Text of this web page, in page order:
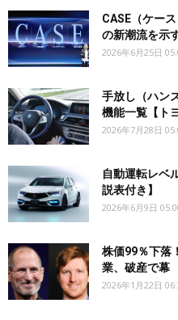
CASE（ケー
の新潮流を示
2026年6月25日
手放し（ハン
機能一覧【ト
2026年7月28日
自動運転レベ
説表付き】
2026年6月9日
株価99％下落
業、破産で幕
2026年1月22日